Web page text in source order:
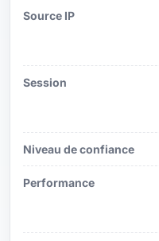
Source IP
Session
Niveau de confiance
Performance